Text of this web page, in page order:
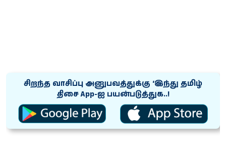
சிறந்த வாசிப்பு அனுபவத்துக்கு ‘இந்து தமிழ்
திசை App-ஐ பயன்படுத்துக..!